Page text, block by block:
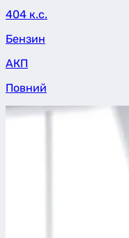
404 к.с.
Бензин
АКП
Повний